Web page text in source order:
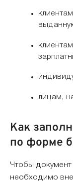
лицам,
Как
по форме
Чтобы
необходимо